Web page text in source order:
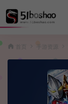
手游资源